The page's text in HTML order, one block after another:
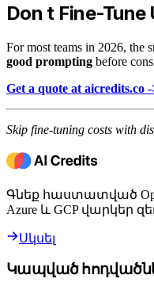
Don t Fine-Tune
For most teams in 2026, the
good prompting before
Get a quote at aicredits.co -
Skip fine-tuning costs with
Գնեք հաստատված
Azure և GCP վարկեր
Սկսել
Կապված